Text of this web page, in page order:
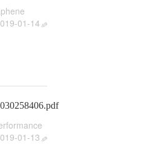
01-14
01-13